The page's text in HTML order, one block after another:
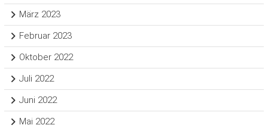
März 2023
Februar 2023
Oktober 2022
Juli 2022
Juni 2022
Mai 2022